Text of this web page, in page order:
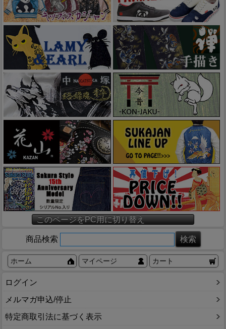
このページをPC用に切り替え
商品検索
ホーム マイページ カート
ログイン
メルマガ申込/停止
特定商取引法に基づく表示